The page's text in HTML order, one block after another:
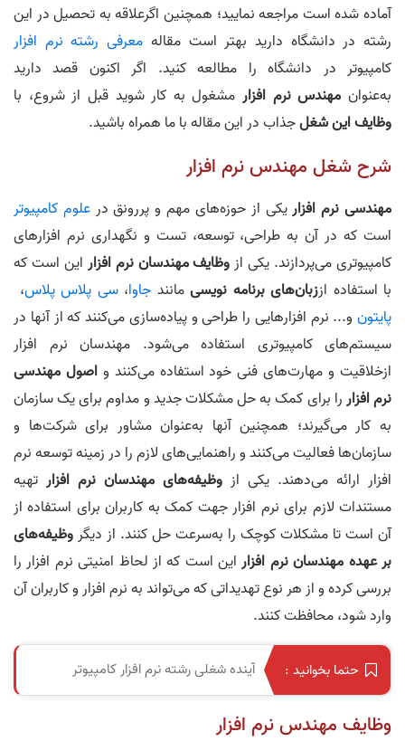
آماده شده است مراجعه نمایید؛ همچنین اگرعلاقه به تحصیل در این
رشته در دانشگاه دارید بهتر است مقاله معرفی رشته نرم افزار
کامپیوتر در دانشگاه را مطالعه کنید. اگر اکنون قصد دارید
به‌عنوانمهندس نرم افزار مشغول به کار شوید قبل از شروع، با
وظایف این شغلجذاب در این مقاله با ما همراه باشید.
شرح شغل مهندس نرم افزار
مهندسی نرم افزاریکی از حوزه‌های مهم و پررونق درعلوم کامپیوتر
است که در آن به طراحی، توسعه، تست و نگهداری نرم افزارهای
کامپیوتری می‌پردازند. یکی از وظایف مهندسان نرم افزار این است که
با استفاده اززبان‌های برنامه‌ نویسی مانند جاوا،سی پلاس پلاس،
پایتون و... نرم افزارهایی را طراحی و پیاده‌سازی می‌کنند که از آنها در
سیستم‌های کامپیوتری استفاده می‌شود. مهندسان نرم افزار
ازخلاقیت و مهارت‌های فنی خود استفاده می‌کنند واصول مهندسی
نرم افزاررا برای کمک به حل مشکلات جدید و مداوم برای یک سازمان
به کار می‌گیرند؛ همچنین آنها به‌عنوان مشاور برای شرکت‌ها و
سازمان‌ها فعالیت می‌کنند و راهنمایی‌های لازم را در زمینه توسعه نرم
افزار ارائه می‌دهند. یکی از وظیفه‌های مهندسان نرم افزار تهیه
مستندات لازم برای نرم افزار جهت کمک به کاربران برای استفاده از
آن است تا مشکلات کوچک را به‌سرعت حل کنند. از دیگر وظیفه‌های
بر عهده مهندسان نرم افزار این است که از لحاظ امنیتی نرم افزار را
بررسی کرده و از هر نوع تهدیداتی که می‌تواند به نرم افزار و کاربران آن
وارد شود، محافظت کنند.
حتما بخوانید : آینده شغلی رشته نرم افزار کامپیوتر
وظایف مهندس نرم افزار